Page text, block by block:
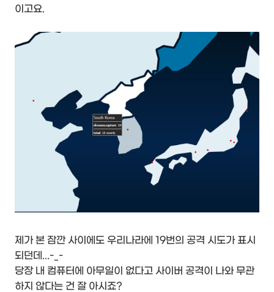
이고요.
제가 본 잠깐 사이에도 우리나라에 19번의 공격 시도가 표시
되던데...-_-
당장 내 컴퓨터에 아무일이 없다고 사이버 공격이 나와 무관
하지 않다는 건 잘 아시죠?